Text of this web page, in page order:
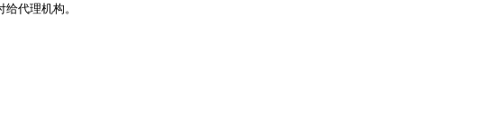
代理机构。